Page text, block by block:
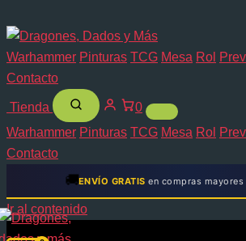
Warhammer Pinturas TCG Mesa Rol
Contacto
Tienda
0
Warhammer Pinturas TCG Mesa Rol
Contacto
🚚ENVÍO GRATIS en compras mayores
Ir al contenido